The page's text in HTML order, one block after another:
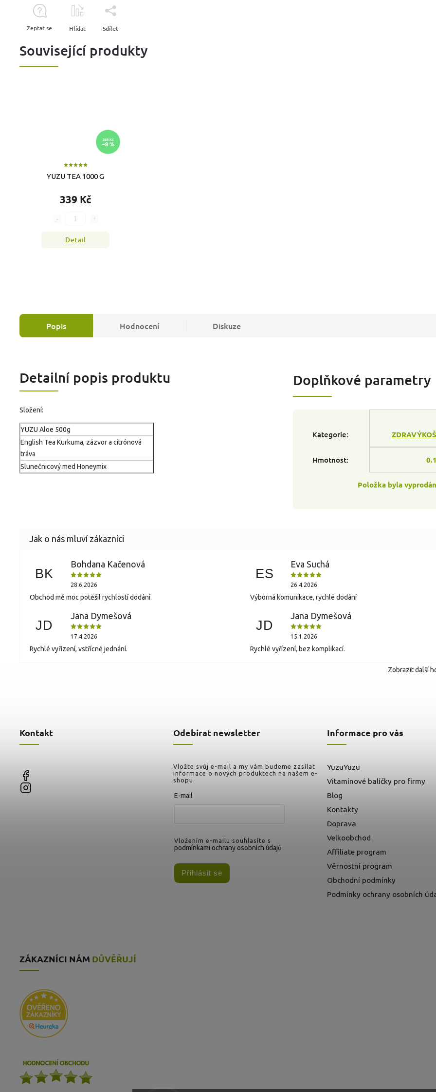
Zeptat se Hlídat Sdílet
Související produkty
369 Kč
–8 %
YUZU TEA 1000 G
339 Kč
Detail
Popis Hodnocení Diskuze
Detailní popis produktu
Složení:
YUZU Aloe 500g
English Tea Kurkuma, zázvor a citrónová
tráva
Slunečnicový med Honeymix
Doplňkové parametry
Kategorie:
Hmotnost:
Položka byla
BK
Bohdana Kačenová
28.6.2026
Obchod mě moc potěšil rychlostí dodání.
ES
Eva Suchá
26.4.2026
Výborná komunikace, rychlé dodání
JD
Jana Dymešová
17.4.2026
Rychlé vyřízení, vstřícné jednání.
JD
Jana Dymešová
15.1.2026
Rychlé vyřízení, bez komplikací.
Zobrazit další
Kontakt Odebírat newsletter
Vložte svůj e-mail a my vám budeme zasílat
informace o nových produktech na našem e-
shopu.
E-mail
Vložením e-mailu souhlasíte s
podmínkami ochrany osobních údajů
Přihlásit se
Informace pro vás
YuzuYuzu
Vitamínové balíčky pro firmy
Blog
Kontakty
Doprava
Velkoobchod
Affiliate program
Věrnostní program
Obchodní podmínky
Podmínky ochrany osobních
ZÁKAZNÍCI NÁM DŮVĚŘUJÍ